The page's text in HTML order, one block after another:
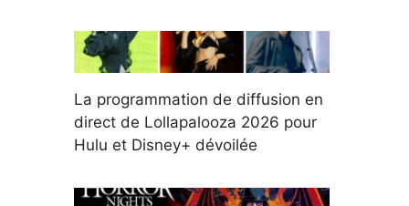
La programmation de diffusion en
direct de Lollapalooza 2026 pour
Hulu et Disney+ dévoilée